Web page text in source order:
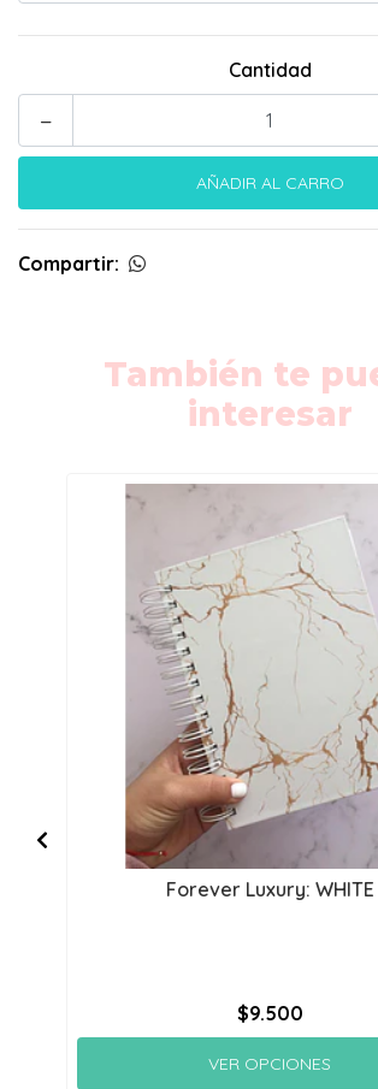
Cantidad
-
Compartir:
También te
interesar
Forever Luxury: WHITE
$9.500
VER OPCIONES